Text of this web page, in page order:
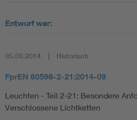
Entwurf war:
05.09.2014 Historisch
FprEN 60598-2-21:2014-09
Leuchten - Teil 2-21: Besondere
Verschlossene Lichtketten